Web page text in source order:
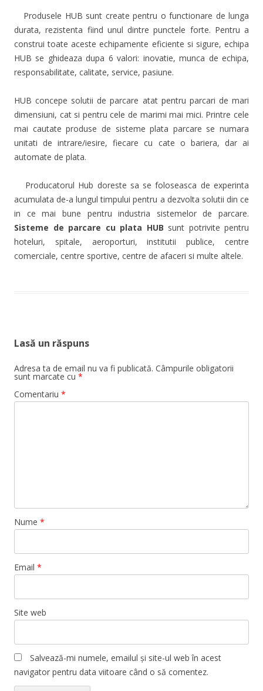
Produsele HUB sunt create pentru o functionare de lunga
durata, rezistenta fiind unul dintre punctele forte. Pentru a
construi toate aceste echipamente eficiente si sigure, echipa
HUB se ghideaza dupa 6 valori: inovatie, munca de echipa,
responsabilitate, calitate, service, pasiune.
HUB concepe solutii de parcare atat pentru parcari de mari
dimensiuni, cat si pentru cele de marimi mai mici. Printre cele
mai cautate produse de sisteme plata parcare se numara
unitati de intrare/iesire, fiecare cu cate o bariera, dar ai
automate de plata.
Producatorul Hub doreste sa se foloseasca de experinta
acumulata de-a lungul timpului pentru a dezvolta solutii din ce
in ce mai bune pentru industria sistemelor de parcare.
Sisteme de parcare cu plata HUB sunt potrivite pentru
hoteluri, spitale, aeroporturi, institutii publice, centre
comerciale, centre sportive, centre de afaceri si multe altele.
Lasă un răspuns
Adresa ta de email nu va fi publicată. Câmpurile obligatorii
sunt marcate cu *
Comentariu *
Nume *
Email *
Site web
Salvează-mi numele, emailul și site-ul web în acest
navigator pentru data viitoare când o să comentez.